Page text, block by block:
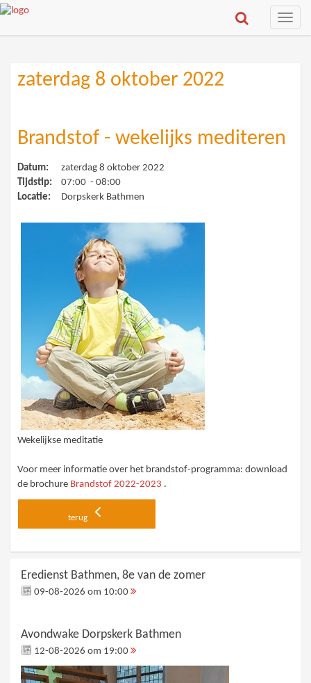
Toggle
zaterdag 8 oktober 2022
Brandstof - wekelijks mediteren
Datum:
zaterdag 8 oktober 2022
Tijdstip:
07:00 - 08:00
Locatie:
Dorpskerk Bathmen
Wekelijkse meditatie
Voor meer informatie over het brandstof-programma: download
de brochure Brandstof 2022-2023 .
terug
Eredienst Bathmen, 8e van de zomer
09-08-2026 om 10:00
Avondwake Dorpskerk Bathmen
12-08-2026 om 19:00